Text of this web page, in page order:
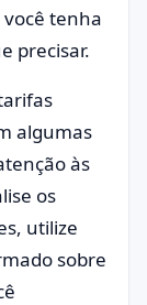
tenha
precisar.
algumas
às
os
utilize
sobre